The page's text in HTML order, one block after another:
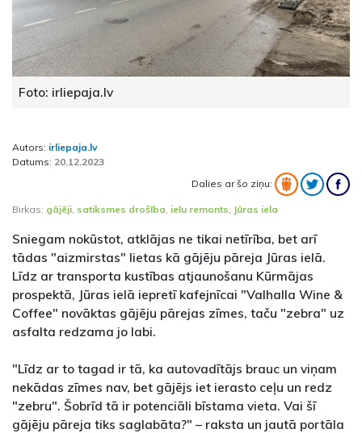
Foto: irliepaja.lv
Autors: irliepaja.lv
Datums: 20.12.2023
Dalies ar šo ziņu:
Birkas: gājēji satiksmes drošība ielu remonts Jūras iela
Sniegam nokūstot, atklājas ne tikai netīrība, bet arī
tādas "aizmirstas" lietas kā gājēju pāreja Jūras ielā.
Līdz ar transporta kustības atjaunošanu Kūrmājas
prospektā, Jūras ielā iepretī kafejnīcai "Valhalla Wine &
Coffee" novāktas gājēju pārejas zīmes, taču "zebra" uz
asfalta redzama jo labi.
"Līdz ar to tagad ir tā, ka autovadītājs brauc un viņam
nekādas zīmes nav, bet gājējs iet ierasto ceļu un redz
"zebru". Šobrīd tā ir potenciāli bīstama vieta. Vai šī
gājēju pāreja tiks saglabāta?" – raksta un jautā portāla